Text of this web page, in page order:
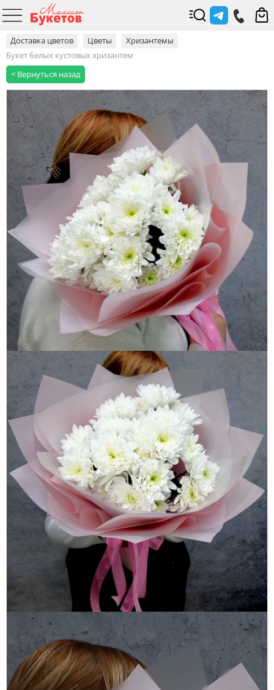
Доставка цветов Цветы
Хризантемы
Букет белых кустовых хризантем
< Вернуться назад